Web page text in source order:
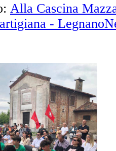
Alla Cascina
-